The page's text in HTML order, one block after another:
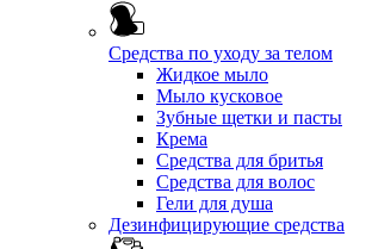
Средства по уходу за телом
Жидкое мыло
Мыло кусковое
Зубные щетки и пасты
Крема
Средства для бритья
Средства для волос
Гели для душа
Дезинфицирующие средства